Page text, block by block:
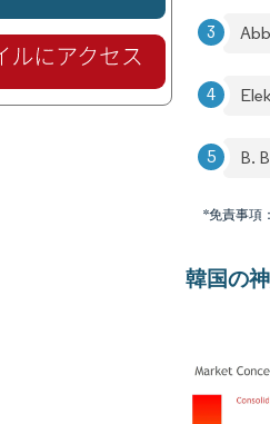
B.
*免責事項
韓国の